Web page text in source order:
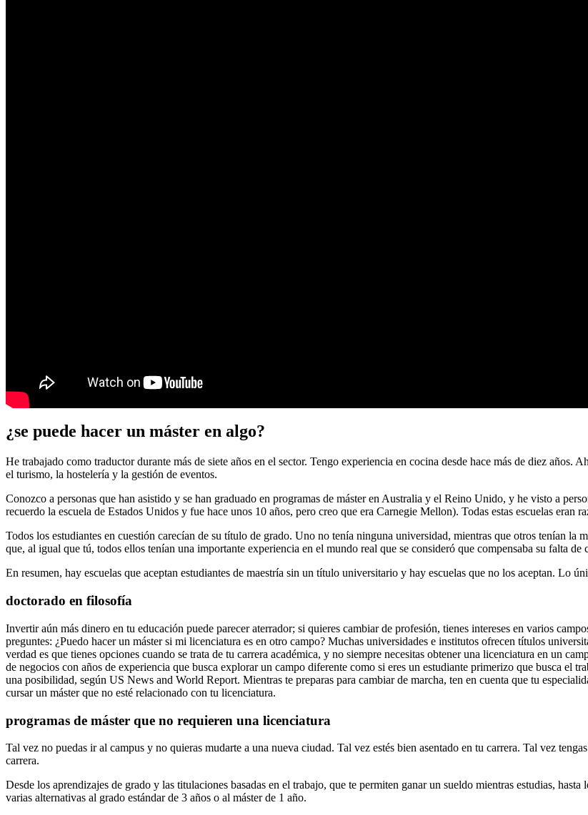
¿se puede hacer un máster en algo?
He trabajado como traductor durante más de siete años en el sector. Tengo experiencia en cocina desde hace más de diez
el turismo, la hostelería y la gestión de eventos.
Conozco a personas que han asistido y se han graduado en programas de máster en Australia y el Reino Unido, y he visto a
recuerdo la escuela de Estados Unidos y fue hace unos 10 años, pero creo que era Carnegie Mellon). Todas estas escuelas eran
Todos los estudiantes en cuestión carecían de su título de grado. Uno no tenía ninguna universidad, mientras que otros tenían la
que, al igual que tú, todos ellos tenían una importante experiencia en el mundo real que se consideró que compensaba su falta de
En resumen, hay escuelas que aceptan estudiantes de maestría sin un título universitario y hay escuelas que no los aceptan. Lo
doctorado en filosofía
Invertir aún más dinero en tu educación puede parecer aterrador; si quieres cambiar de profesión, tienes intereses en varios
preguntes: ¿Puedo hacer un máster si mi licenciatura es en otro campo? Muchas universidades e institutos ofrecen títulos
verdad es que tienes opciones cuando se trata de tu carrera académica, y no siempre necesitas obtener una licenciatura en un
de negocios con años de experiencia que busca explorar un campo diferente como si eres un estudiante primerizo que busca el
una posibilidad, según US News and World Report. Mientras te preparas para cambiar de marcha, ten en cuenta que tu
cursar un máster que no esté relacionado con tu licenciatura.
programas de máster que no requieren una licenciatura
Tal vez no puedas ir al campus y no quieras mudarte a una nueva ciudad. Tal vez estés bien asentado en tu carrera. Tal vez
carrera.
Desde los aprendizajes de grado y las titulaciones basadas en el trabajo, que te permiten ganar un sueldo mientras estudias,
varias alternativas al grado estándar de 3 años o al máster de 1 año.